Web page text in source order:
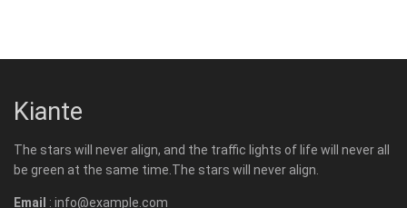
Kiante
The stars will never align, and the traffic lights of life will never all
be green at the same time.The stars will never align.
Email : info@example.com